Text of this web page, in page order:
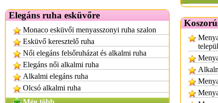
Elegáns ruha esküvőre
Monaco esküvői menyasszonyi ruha szalon
Esküvő keresztelő ruha
Női elegáns felsőruházat és alkalmi ruha
Elegáns női alkalmi ruha
Alkalmi elegáns ruha
Olcsó alkalmi ruha